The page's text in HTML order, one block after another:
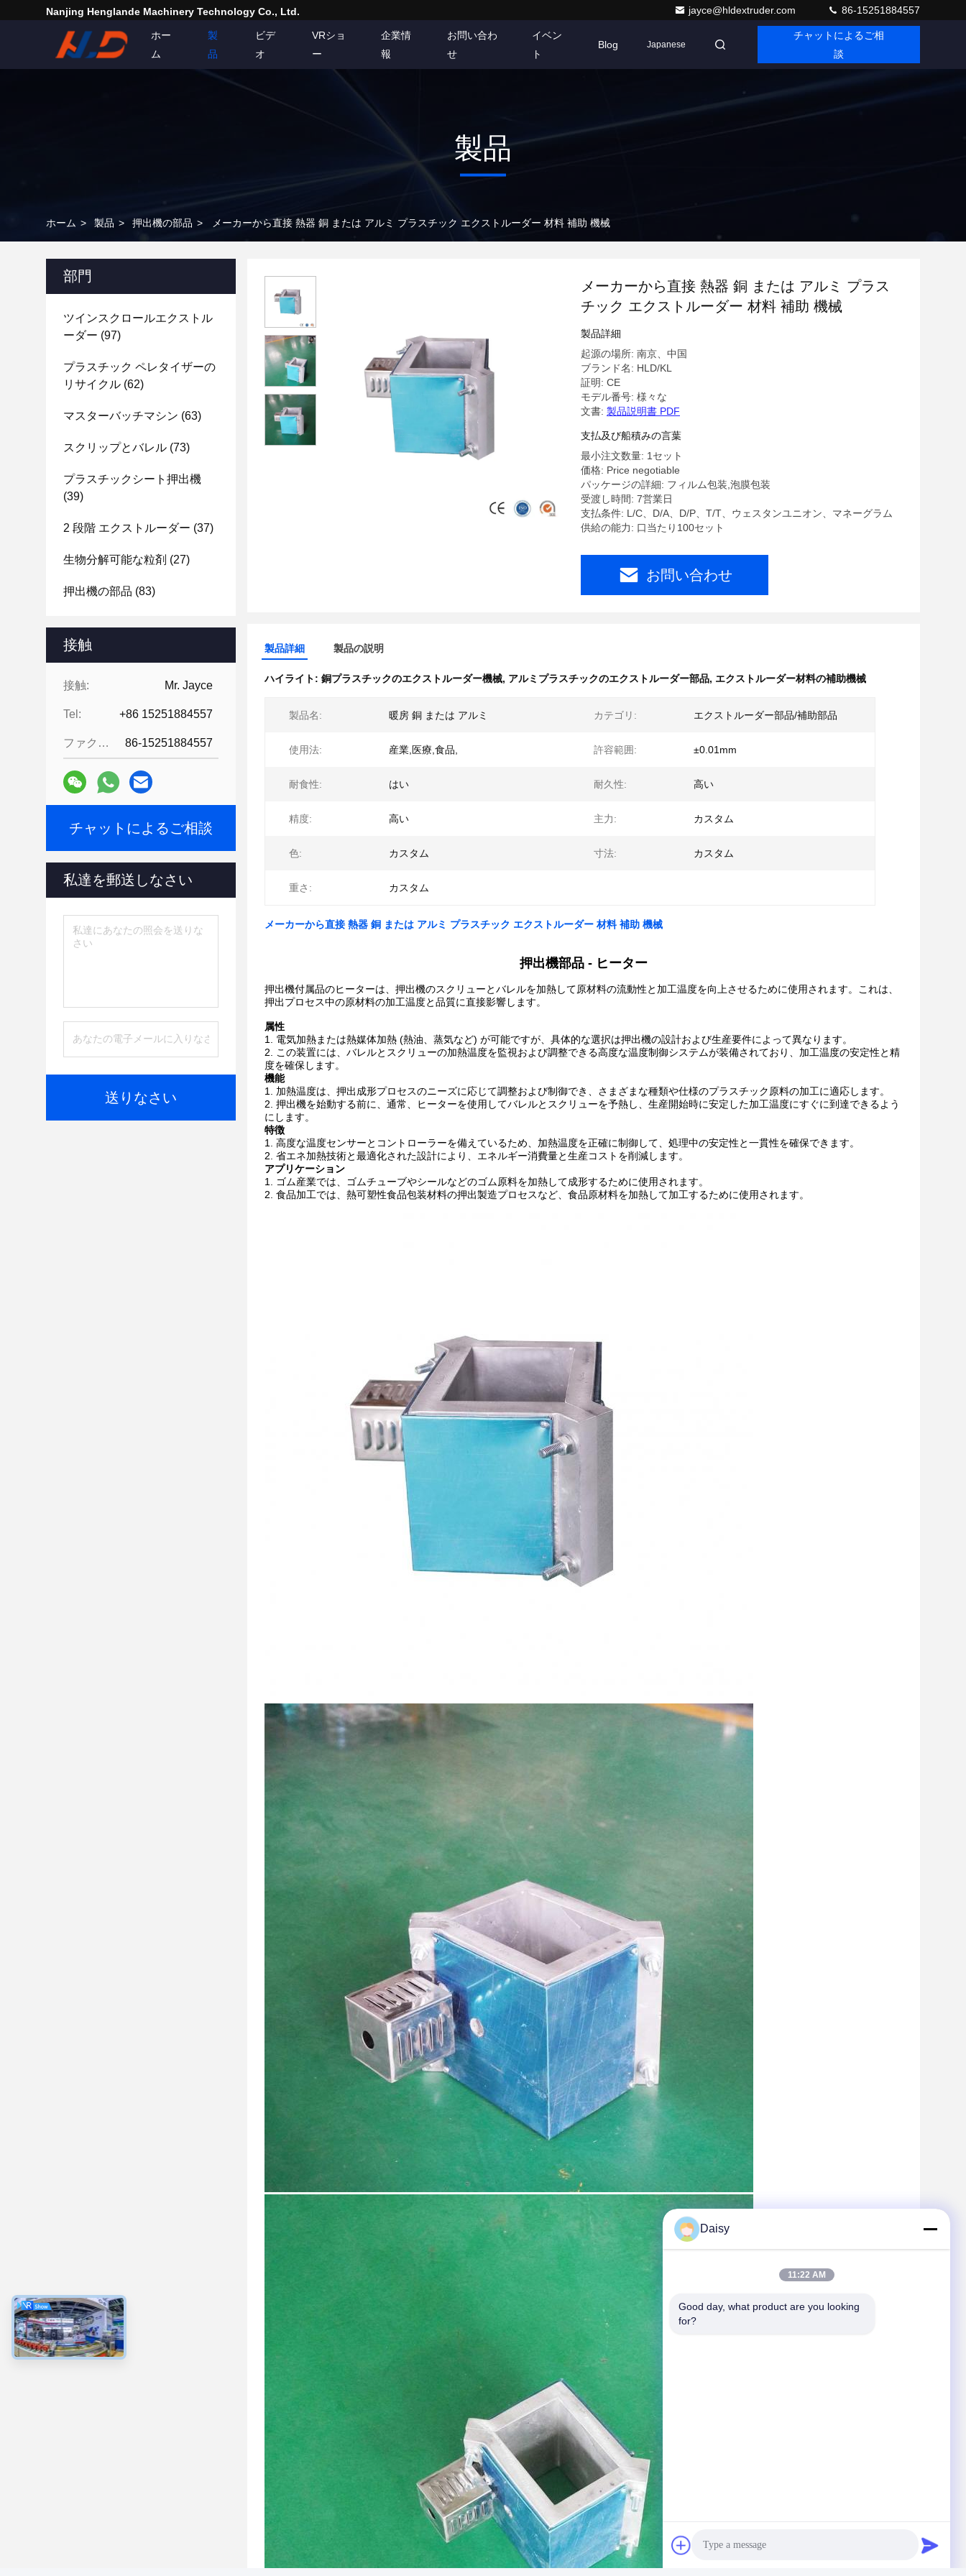
Nanjing Henglande Machinery Technology Co., Ltd. jayce@hldextruder.com 86-15251884557
ホー
ム
製
品
ビデ
オ
VRショ
ー
企業情
報
お問い合わ
せ
イベン
ト
Blog Japanese
チャットによるご相
談
製品
ホーム > 製品 > 押出機の部品 > メーカーから直接 熱器 銅 または アルミ プラスチック エクストルーダー 材料 補助 機械
部門
ツインスクロールエクストル
ーダー (97)
プラスチック ペレタイザーの
リサイクル (62)
マスターバッチマシン (63)
スクリップとバレル (73)
プラスチックシート押出機
(39)
2 段階 エクストルーダー (37)
生物分解可能な粒剤 (27)
押出機の部品 (83)
接触
接触: Mr. Jayce
Tel: +86 15251884557
ファクシミリ: 86-15251884557
チャットによるご相談
私達を郵送しなさい
送りなさい
メーカーから直接 熱器 銅 または アルミ プラス
チック エクストルーダー 材料 補助 機械
製品詳細
起源の場所: 南京、中国
ブランド名: HLD/KL
証明: CE
モデル番号: 様々な
文書: 製品説明書 PDF
支払及び船積みの言葉
最小注文数量: 1セット
価格: Price negotiable
パッケージの詳細: フィルム包装,泡膜包装
受渡し時間: 7営業日
支払条件: L/C、D/A、D/P、T/T、ウェスタンユニオン、マネーグラム
供給の能力: 口当たり100セット
お問い合わせ
製品詳細 製品の説明
ハイライト: 銅プラスチックのエクストルーダー機械, アルミプラスチックのエクストルーダー部品, エクストルーダー材料の補助機械
製品名: 暖房 銅 または アルミ カテゴリ: エクストルーダー部品/補助部品
使用法: 産業,医療,食品, 許容範囲: ±0.01mm
耐食性: はい 耐久性: 高い
精度: 高い 主力: カスタム
色: カスタム 寸法: カスタム
重さ: カスタム
メーカーから直接 熱器 銅 または アルミ プラスチック エクストルーダー 材料 補助 機械
押出機部品 - ヒーター
押出機付属品のヒーターは、押出機のスクリューとバレルを加熱して原材料の流動性と加工温度を向上させるために使用されます。これは、
押出プロセス中の原材料の加工温度と品質に直接影響します。
属性
電気加熱または熱媒体加熱 (熱油、蒸気など) が可能ですが、具体的な選択は押出機の設計および生産要件によって異なります。
この装置には、バレルとスクリューの加熱温度を監視および調整できる高度な温度制御システムが装備されており、加工温度の安定性と精
度を確保します。
機能
加熱温度は、押出成形プロセスのニーズに応じて調整および制御でき、さまざまな種類や仕様のプラスチック原料の加工に適応します。
押出機を始動する前に、通常、ヒーターを使用してバレルとスクリューを予熱し、生産開始時に安定した加工温度にすぐに到達できるよう
にします。
特徴
高度な温度センサーとコントローラーを備えているため、加熱温度を正確に制御して、処理中の安定性と一貫性を確保できます。
省エネ加熱技術と最適化された設計により、エネルギー消費量と生産コストを削減します。
アプリケーション
ゴム産業では、ゴムチューブやシールなどのゴム原料を加熱して成形するために使用されます。
食品加工では、熱可塑性食品包装材料の押出製造プロセスなど、食品原材料を加熱して加工するために使用されます。
Daisy
11:22 AM
Good day, what product are you looking
for?